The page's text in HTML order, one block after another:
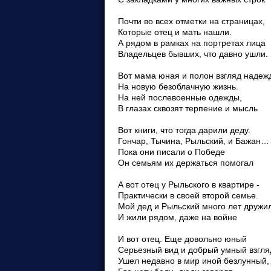
Почти во всех отметки на страницах,
Которые отец и мать нашли.
А рядом в рамках на портретах лица
Владельцев бывших, что давно ушли.
Вот мама юная и полон взгляд
На новую безоблачную жизнь.
На ней послевоенные одежды,
В глазах сквозят терпение и мысль
Вот книги, что тогда дарили деду.
Гончар, Тычина, Рыльский, и Бажан…
Пока они писали о Победе
Он семьям их держаться помогал
А вот отец у Рыльского в квартире -
Практически в своей второй семье.
Мой дед и Рыльский много лет
И жили рядом, даже на войне
И вот отец. Еще довольно юный
Серьезный вид и добрый умный
Ушел недавно в мир иной безлунный,